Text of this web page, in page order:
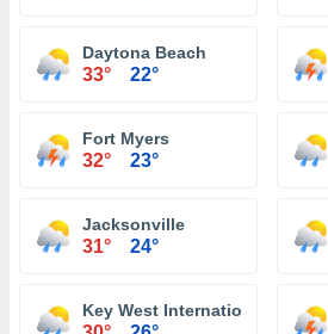
Daytona Beach
33° 22°
Fort Myers
32° 23°
Jacksonville
31° 24°
Key West International Airport